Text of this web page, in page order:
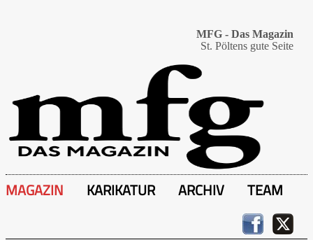
MFG - Das Magazin
St. Pöltens gute Seite
MAGAZIN KARIKATUR ARCHIV TEAM